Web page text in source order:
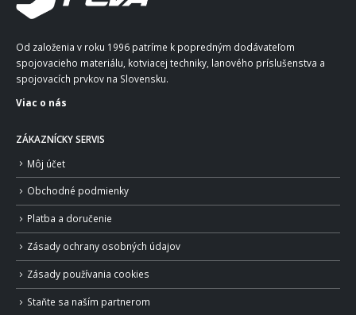
Od založenia v roku 1996 patríme k popredným dodávateľom
spojovacieho materiálu, kotviacej techniky, lanového príslušenstva a
spojovacích prvkov na Slovensku.
Viac o nás
ZÁKAZNÍCKY SERVIS
Môj účet
Obchodné podmienky
Platba a doručenie
Zásady ochrany osobných údajov
Zásady používania cookies
Staňte sa naším partnerom